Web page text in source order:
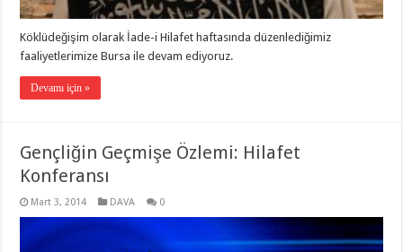
Köklüdeğişim olarak İade-i Hilafet haftasında düzenlediğimiz
faaliyetlerimize Bursa ile devam ediyoruz.
Devamı için »
Gençliğin Geçmişe Özlemi: Hilafet
Konferansı
Mart 3, 2014 DAVA 0